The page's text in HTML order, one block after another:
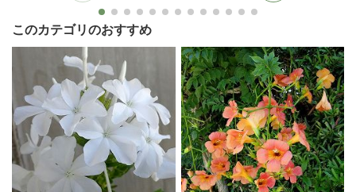
このカテゴリのおすすめ